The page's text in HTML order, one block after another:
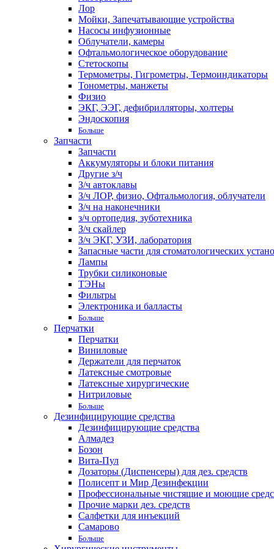
Лор
Мойки, Запечатывающие устройства
Насосы инфузионные
Облучатели, камеры
Офтальмологическое оборудование
Стетоскопы
Термометры, Гигрометры, Термоиндикаторы
Тонометры, манжеты
Физио
ЭКГ, ЭЭГ, дефибрилляторы, холтеры
Эндоскопия
Больше
Запчасти
Запчасти
Аккумуляторы и блоки питания
Другие з/ч
З/ч автоклавы
З/ч ЛОР, физио, Офтальмология, облучатели
З/ч на наконечники
з/ч ортопедия, зуботехника
З/ч скайлер
З/ч ЭКГ, УЗИ, лаборатория
Запасные части для стоматологических
Лампы
Трубки силиконовые
ТЭНы
Фильтры
Электроника и балласты
Больше
Перчатки
Перчатки
Виниловые
Держатели для перчаток
Латексные смотровые
Латексные хирургические
Нитриловые
Больше
Дезинфицирующие средства
Дезинфицирующие средства
Алмадез
Бозон
Вита-Пул
Дозаторы (Диспенсеры) для дез. средств
Полисепт и Мир Дезинфекции
Профессиональные чистящие и моющие
Прочие марки дез. средств
Салфетки для инъекций
Самарово
Больше